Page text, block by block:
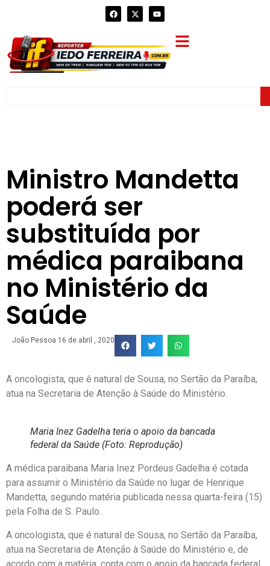
Ministro Mandetta
poderá ser
substituída por
médica paraibana
no Ministério da
Saúde
João Pessoa 16 de abril , 2020
A oncologista, que é natural de Sousa, no Sertão da Paraíba,
atua na Secretaria de Atenção à Saúde do Ministério.
Maria Inez Gadelha teria o apoio da bancada
federal da Saúde (Foto: Reprodução)
A médica paraibana Maria Inez Pordeus Gadelha é cotada
para assumir o Ministério da Saúde no lugar de Henrique
Mandetta, segundo matéria publicada nessa quarta-feira (15)
pela Folha de S. Paulo.
A oncologista, que é natural de Sousa, no Sertão da Paraíba,
atua na Secretaria de Atenção à Saúde do Ministério e, de
acordo com a matéria, conta com o apoio da bancada federal